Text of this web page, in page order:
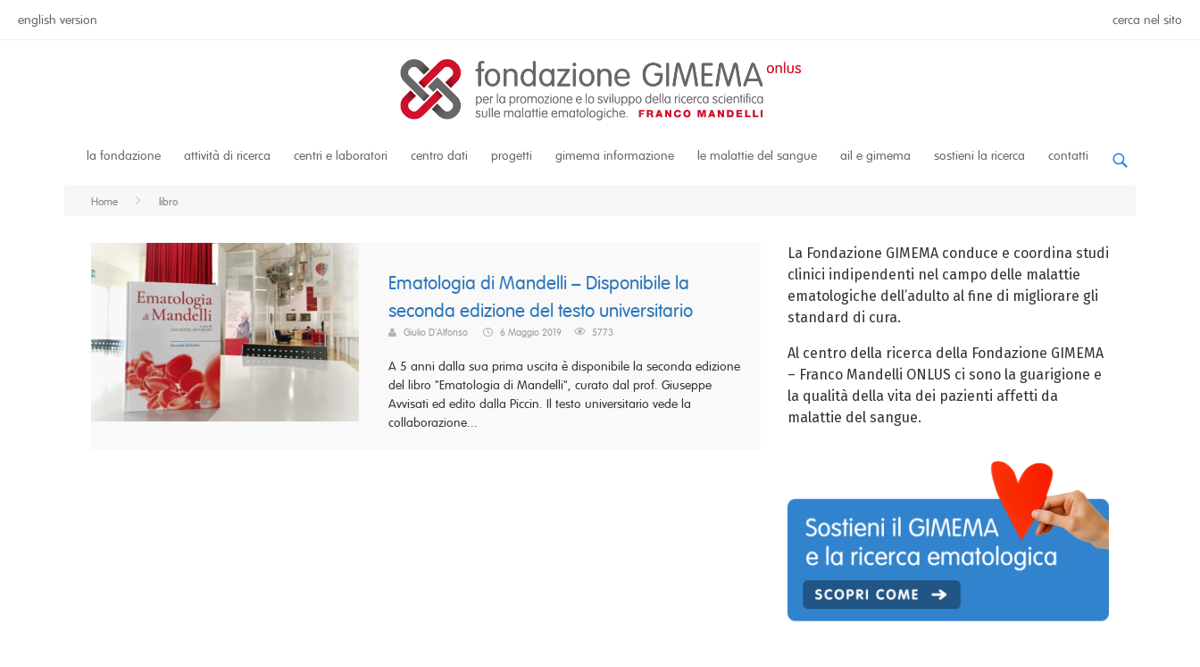
english version cerca nel sito
la fondazione attività di ricerca centri e laboratori centro dati progetti gimema informazione le malattie del sangue ail e gimema sostieni la ricerca contatti
Home libro
Ematologia di Mandelli – Disponibile la
seconda edizione del testo universitario
Giulio D'Alfonso 6 Maggio 2019 5773
A 5 anni dalla sua prima uscita è disponibile la seconda edizione
del libro "Ematologia di Mandelli", curato dal prof. Giuseppe
Avvisati ed edito dalla Piccin. Il testo universitario vede la
collaborazione...
La Fondazione GIMEMA conduce e coordina studi
clinici indipendenti nel campo delle malattie
ematologiche dell’adulto al fine di migliorare gli
standard di cura.
Al centro della ricerca della Fondazione GIMEMA
– Franco Mandelli ONLUS ci sono la guarigione e
la qualità della vita dei pazienti affetti da
malattie del sangue.